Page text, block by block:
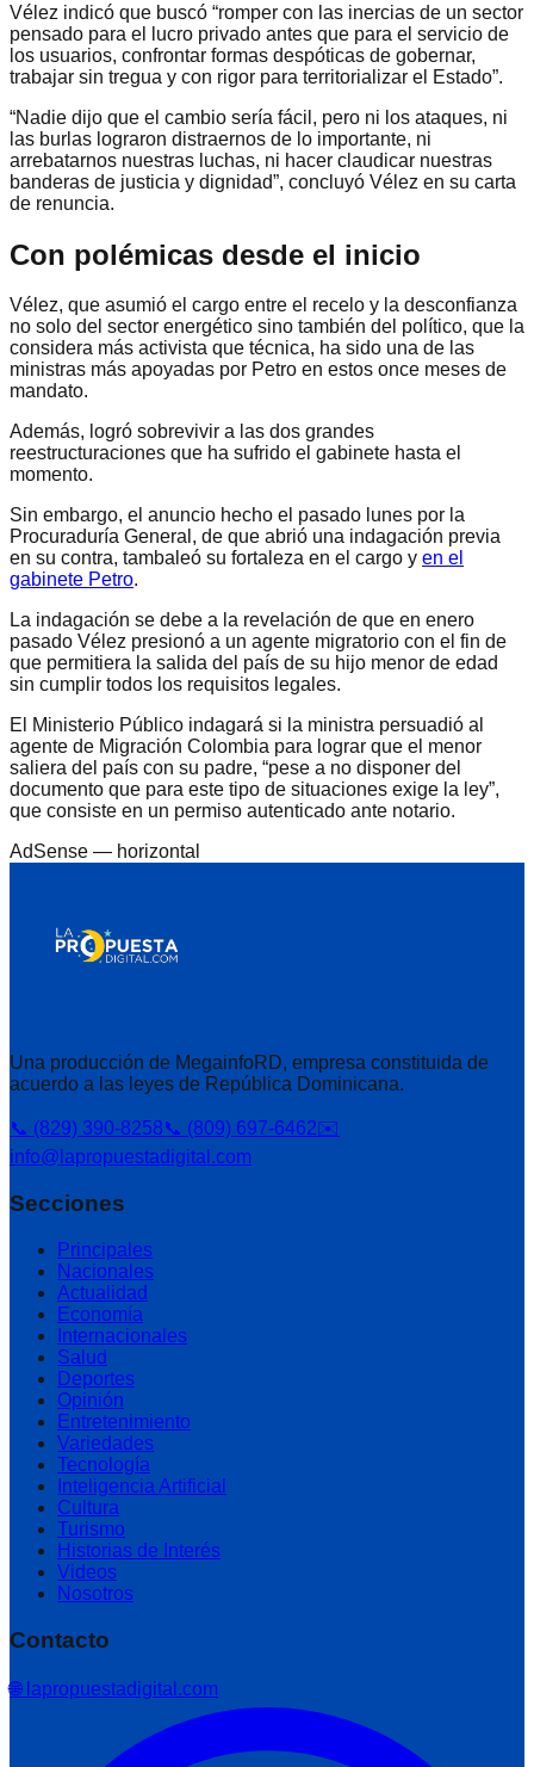
Vélez indicó que buscó “romper con las inercias de un sector
pensado para el lucro privado antes que para el servicio de
los usuarios, confrontar formas despóticas de gobernar,
trabajar sin tregua y con rigor para territorializar el Estado”.
“Nadie dijo que el cambio sería fácil, pero ni los ataques, ni
las burlas lograron distraernos de lo importante, ni
arrebatarnos nuestras luchas, ni hacer claudicar nuestras
banderas de justicia y dignidad”, concluyó Vélez en su carta
de renuncia.
Con polémicas desde el inicio
Vélez, que asumió el cargo entre el recelo y la desconfianza
no solo del sector energético sino también del político, que la
considera más activista que técnica, ha sido una de las
ministras más apoyadas por Petro en estos once meses de
mandato.
Además, logró sobrevivir a las dos grandes
reestructuraciones que ha sufrido el gabinete hasta el
momento.
Sin embargo, el anuncio hecho el pasado lunes por la
Procuraduría General, de que abrió una indagación previa
en su contra, tambaleó su fortaleza en el cargo y en el
gabinete Petro.
La indagación se debe a la revelación de que en enero
pasado Vélez presionó a un agente migratorio con el fin de
que permitiera la salida del país de su hijo menor de edad
sin cumplir todos los requisitos legales.
El Ministerio Público indagará si la ministra persuadió al
agente de Migración Colombia para lograr que el menor
saliera del país con su padre, “pese a no disponer del
documento que para este tipo de situaciones exige la ley”,
que consiste en un permiso autenticado ante notario.
AdSense — horizontal
Una producción de MegainfoRD, empresa constituida de
acuerdo a las leyes de República Dominicana.
📞 (829) 390-8258📞 (809) 697-6462✉️
info@lapropuestadigital.com
Secciones
Principales
Nacionales
Actualidad
Economía
Internacionales
Salud
Deportes
Opinión
Entretenimiento
Variedades
Tecnología
Inteligencia Artificial
Cultura
Turismo
Historias de Interés
Videos
Nosotros
Contacto
🌐 lapropuestadigital.com